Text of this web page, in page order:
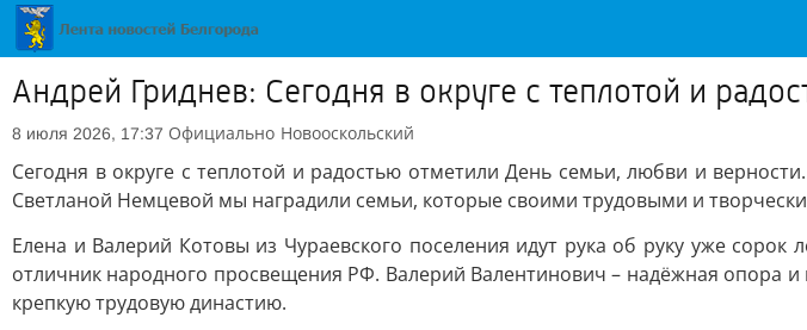
Андрей Гриднев: Сегодня в округе с теплотой и
8 июля 2026, 17:37 Официально Новооскольский
Сегодня в округе с теплотой и радостью отметили День семьи, любви и
Светланой Немцевой мы наградили семьи, которые своими трудовыми и
Елена и Валерий Котовы из Чураевского поселения идут рука об руку уже
отличник народного просвещения РФ. Валерий Валентинович – надёжная опора
крепкую трудовую династию.